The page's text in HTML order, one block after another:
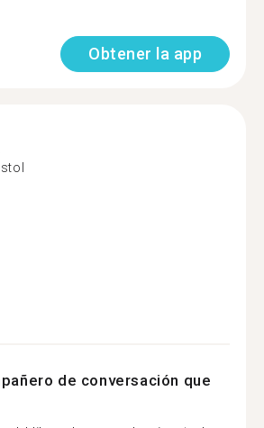
Obtener la app
de conversación que